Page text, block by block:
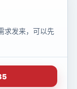
求发来，可以先